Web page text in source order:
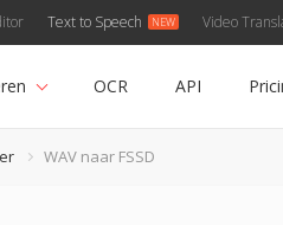
Text to Speech Video
OCR API
WAV naar FSSD